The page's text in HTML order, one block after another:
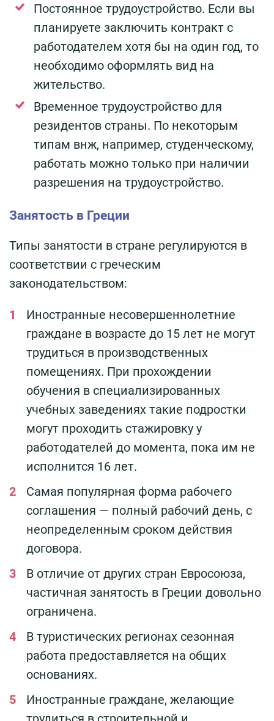
Постоянное трудоустройство. Если вы
планируете заключить контракт с
работодателем хотя бы на один год, то
необходимо оформлять вид на
жительство.
Временное трудоустройство для
резидентов страны. По некоторым
типам внж, например, студенческому,
работать можно только при наличии
разрешения на трудоустройство.
Занятость в Греции
Типы занятости в стране регулируются в
соответствии с греческим
законодательством:
Иностранные несовершеннолетние
граждане в возрасте до 15 лет не могут
трудиться в производственных
помещениях. При прохождении
обучения в специализированных
учебных заведениях такие подростки
могут проходить стажировку у
работодателей до момента, пока им не
исполнится 16 лет.
Самая популярная форма рабочего
соглашения — полный рабочий день, с
неопределенным сроком действия
договора.
В отличие от других стран Евросоюза,
частичная занятость в Греции довольно
ограничена.
В туристических регионах сезонная
работа предоставляется на общих
основаниях.
Иностранные граждане, желающие